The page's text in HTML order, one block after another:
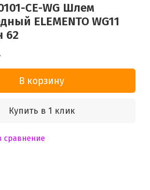
CE-WG Шлем
ELEMENTO WG11
62
В корзину
Купить в 1 клик
сравнение